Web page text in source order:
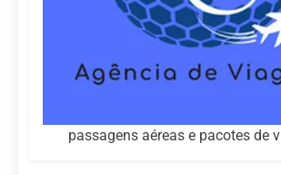
passagens aéreas e pacotes de